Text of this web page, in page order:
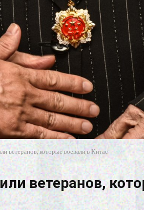
ветеранов, которые воевали в Китае
ветеранов,